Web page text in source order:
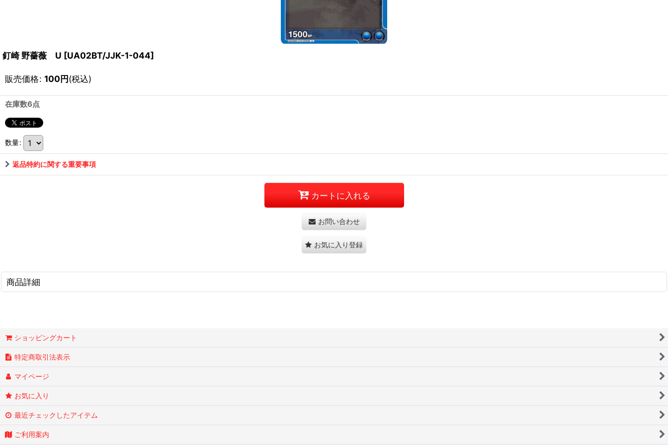
釘崎 野薔薇 U [UA02BT/JJK-1-044]
販売価格: 100円(税込)
在庫数6点
数量:
返品特約に関する重要事項
カートに入れる
お問い合わせ
お気に入り登録
商品詳細
ショッピングカート
特定商取引法表示
マイページ
お気に入り
最近チェックしたアイテム
ご利用案内